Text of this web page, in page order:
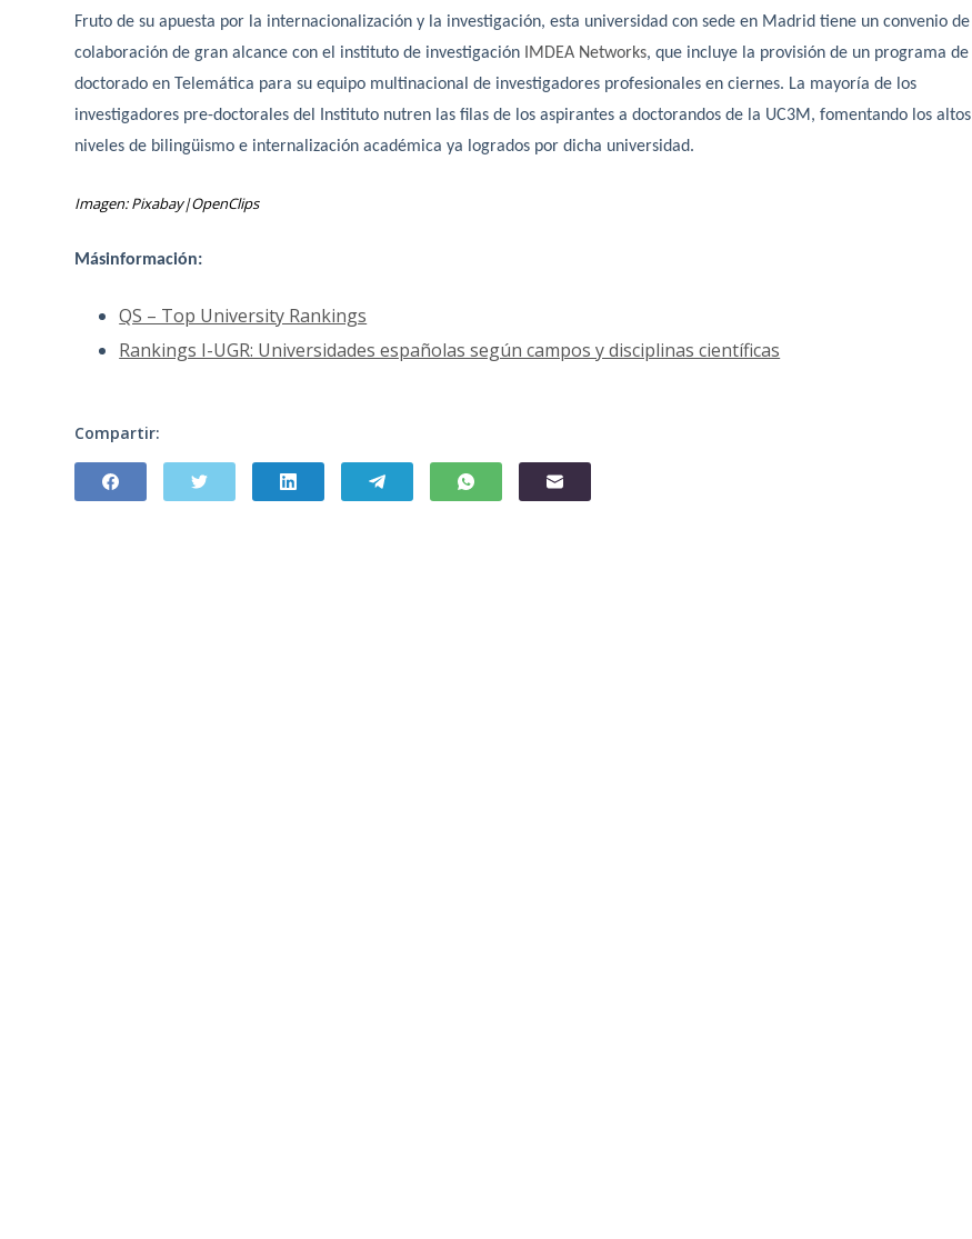
Fruto de su apuesta por la internacionalización y la investigación, esta universidad con sede en Madrid tiene un convenio de
colaboración de gran alcance con el instituto de investigación IMDEA Networks, que incluye la provisión de un programa de
doctorado en Telemática para su equipo multinacional de investigadores profesionales en ciernes. La mayoría de los
investigadores pre-doctorales del Instituto nutren las filas de los aspirantes a doctorandos de la UC3M, fomentando los altos
niveles de bilingüismo e internalización académica ya logrados por dicha universidad.
Imagen: Pixabay|OpenClips
Másinformación:
QS – Top University Rankings
Rankings I-UGR: Universidades españolas según campos y disciplinas científicas
Compartir: